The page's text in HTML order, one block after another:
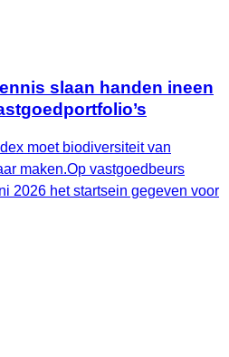
slaan handen ineen
moet biodiversiteit van
maken.Op vastgoedbeurs
2026 het startsein gegeven voor